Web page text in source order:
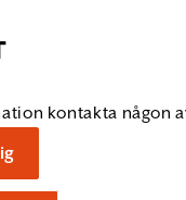
kontakta någon